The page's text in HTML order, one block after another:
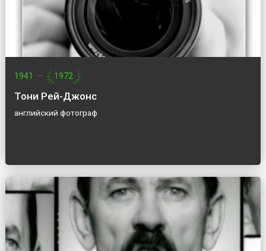
1941 — 1972
Тони Рей-Джонс
английский фотограф